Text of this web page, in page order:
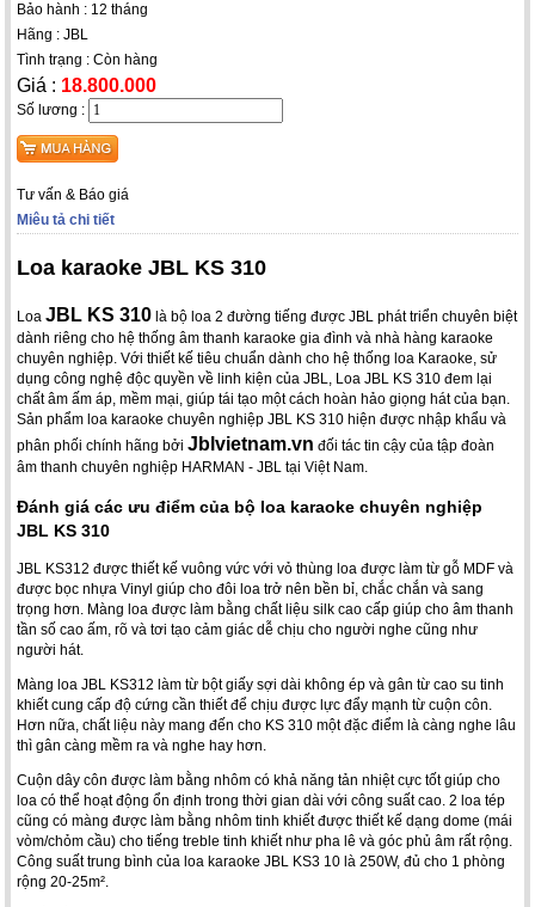
Bảo hành : 12 tháng
Hãng : JBL
Tình trạng : Còn hàng
Giá : 18.800.000
Số lương :
Tư vấn & Báo giá
Miêu tả chi tiết
Loa karaoke JBL KS 310
LoaJBL KS 310 là bộ loa 2 đường tiếng được JBL phát triển chuyên biệt
dành riêng cho hệ thống âm thanh karaoke gia đình và nhà hàng karaoke
chuyên nghiệp. Với thiết kế tiêu chuẩn dành cho hệ thống loa Karaoke, sử
dụng công nghệ độc quyền về linh kiện của JBL, Loa JBL KS 310 đem lại
chất âm ấm áp, mềm mại, giúp tái tạo một cách hoàn hảo giọng hát của bạn.
Sản phẩm loa karaoke chuyên nghiệp JBL KS 310 hiện được nhập khẩu và
phân phối chính hãng bởiJblvietnam.vn đối tác tin cậy của tập đoàn
âm thanh chuyên nghiệp HARMAN - JBL tại Việt Nam.
Đánh giá các ưu điểm của bộ loa karaoke chuyên nghiệp
JBL KS 310
JBL KS312 được thiết kế vuông vức với vỏ thùng loa được làm từ gỗ MDF và
được bọc nhựa Vinyl giúp cho đôi loa trở nên bền bỉ, chắc chắn và sang
trọng hơn. Màng loa được làm bằng chất liệu silk cao cấp giúp cho âm thanh
tần số cao ấm, rõ và tơi tạo cảm giác dễ chịu cho người nghe cũng như
người hát.
Màng loa JBL KS312 làm từ bột giấy sợi dài không ép và gân từ cao su tinh
khiết cung cấp độ cứng cần thiết để chịu được lực đẩy mạnh từ cuộn côn.
Hơn nữa, chất liệu này mang đến cho KS 310 một đặc điểm là càng nghe lâu
thì gân càng mềm ra và nghe hay hơn.
Cuộn dây côn được làm bằng nhôm có khả năng tản nhiệt cực tốt giúp cho
loa có thể hoạt động ổn định trong thời gian dài với công suất cao. 2 loa tép
cũng có màng được làm bằng nhôm tinh khiết được thiết kế dạng dome (mái
vòm/chỏm cầu) cho tiếng treble tinh khiết như pha lê và góc phủ âm rất rộng.
Công suất trung bình của loa karaoke JBL KS3 10 là 250W, đủ cho 1 phòng
rộng 20-25m².